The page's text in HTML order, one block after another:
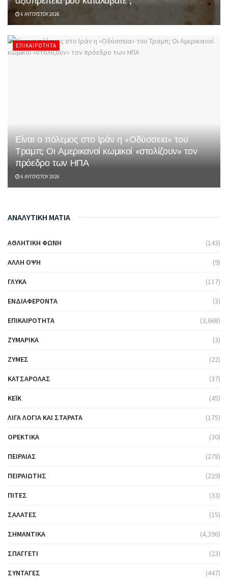
6 ΑΥΓΟΎΣΤΟΥ 2026
ΕΠΙΚΑΙΡΌΤΗΤΑ
Είναι ο πόλεμος στο Ιράν η «Οδύσσεια» του
Τραμπ; Οι Αμερικανοί κωμικοί «στολίζουν» τον
πρόεδρο των ΗΠΑ
6 ΑΥΓΟΎΣΤΟΥ 2026
ΑΝΑΛΥΤΙΚΗ ΜΑΤΙΑ
ΑΘΛΗΤΙΚΉ ΦΩΝΉ (143)
ΆΛΛΗ ΌΨΗ (9)
ΓΛΥΚΆ (117)
ΕΝΔΙΑΦΈΡΟΝΤΑ (3)
ΕΠΙΚΑΙΡΌΤΗΤΑ (3,668)
ΖΥΜΑΡΙΚΆ (3)
ΖΎΜΕΣ (22)
ΚΑΤΣΑΡΌΛΑΣ (37)
ΚΈΙΚ (45)
ΛΊΓΑ ΛΌΓΙΑ ΚΑΙ ΣΤΑΡΆΤΑ (175)
ΟΡΕΚΤΙΚΆ (30)
ΠΕΙΡΑΙΆΣ (278)
ΠΕΙΡΑΙΏΤΗΣ (229)
ΠΊΤΕΣ (33)
ΣΑΛΆΤΕΣ (15)
ΣΗΜΑΝΤΙΚΆ (4,396)
ΣΠΑΓΓΈΤΙ (23)
ΣΥΝΤΑΓΈΣ (447)